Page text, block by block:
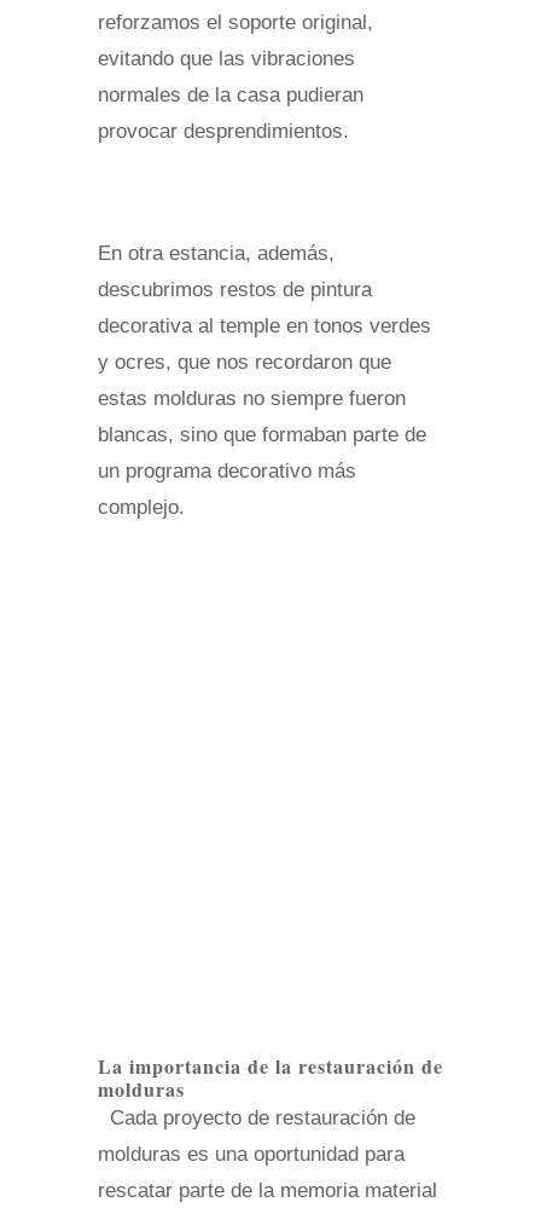
reforzamos el soporte original,
evitando que las vibraciones
normales de la casa pudieran
provocar desprendimientos.
En otra estancia, además,
descubrimos restos de pintura
decorativa al temple en tonos verdes
y ocres, que nos recordaron que
estas molduras no siempre fueron
blancas, sino que formaban parte de
un programa decorativo más
complejo.
La importancia de la restauración de
molduras
Cada proyecto de restauración de
molduras es una oportunidad para
rescatar parte de la memoria material